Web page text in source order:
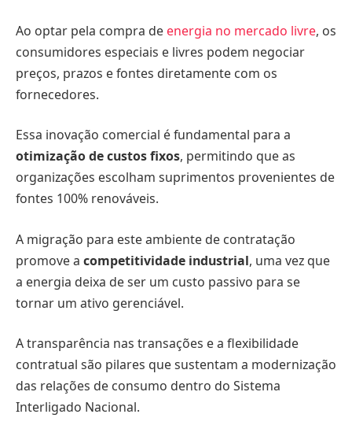
Ao optar pela compra de energia no mercado livre, os
consumidores especiais e livres podem negociar
preços, prazos e fontes diretamente com os
fornecedores.
Essa inovação comercial é fundamental para a
otimização de custos fixos, permitindo que as
organizações escolham suprimentos provenientes de
fontes 100% renováveis.
A migração para este ambiente de contratação
promove a competitividade industrial, uma vez que
a energia deixa de ser um custo passivo para se
tornar um ativo gerenciável.
A transparência nas transações e a flexibilidade
contratual são pilares que sustentam a modernização
das relações de consumo dentro do Sistema
Interligado Nacional.